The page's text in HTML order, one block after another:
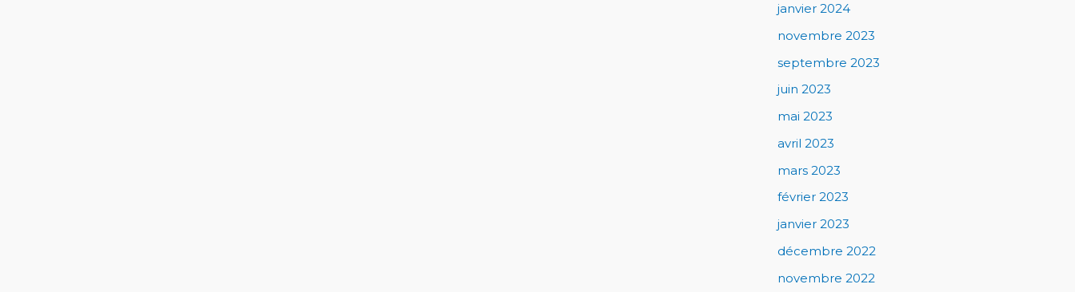
janvier 2024
novembre 2023
septembre 2023
juin 2023
mai 2023
avril 2023
mars 2023
février 2023
janvier 2023
décembre 2022
novembre 2022